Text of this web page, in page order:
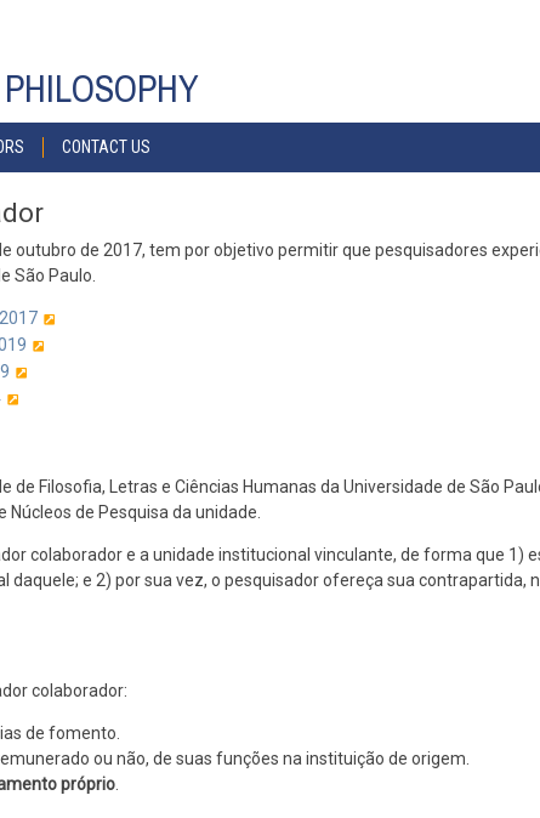
CONTACT US
outubro de 2017, tem por objetivo permitir que pesquisadores
São Paulo.
de Filosofia, Letras e Ciências Humanas da Universidade de São
de Pesquisa da unidade.
colaborador e a unidade institucional vinculante, de forma que 1)
e 2) por sua vez, o pesquisador ofereça sua contrapartida,
colaborador:
de fomento.
ou não, de suas funções na instituição de origem.
próprio